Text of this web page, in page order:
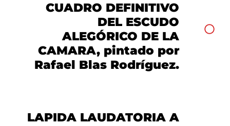
CUADRO DEFINITIVO
DEL ESCUDO
ALEGÓRICO DE LA
CAMARA, pintado por
Rafael Blas Rodríguez.
LAPIDA LAUDATORIA A